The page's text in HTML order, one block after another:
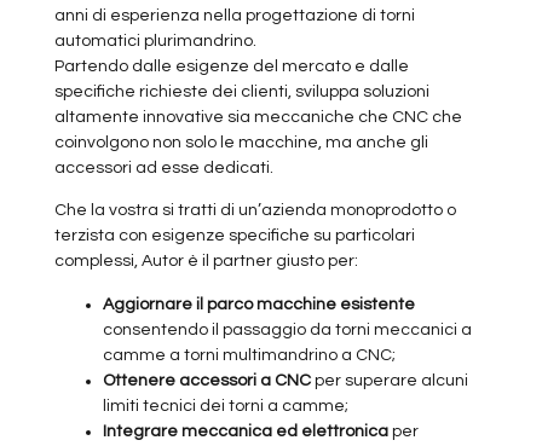
anni di esperienza nella progettazione di torni
automatici plurimandrino.
Partendo dalle esigenze del mercato e dalle
specifiche richieste dei clienti, sviluppa soluzioni
altamente innovative sia meccaniche che CNC che
coinvolgono non solo le macchine, ma anche gli
accessori ad esse dedicati.
Che la vostra si tratti di un’azienda monoprodotto o
terzista con esigenze specifiche su particolari
complessi, Autor è il partner giusto per:
Aggiornare il parco macchine esistente
consentendo il passaggio da torni meccanici a
camme a torni multimandrino a CNC;
Ottenere accessori a CNCper superare alcuni
limiti tecnici dei torni a camme;
Integrare meccanica ed elettronicaper